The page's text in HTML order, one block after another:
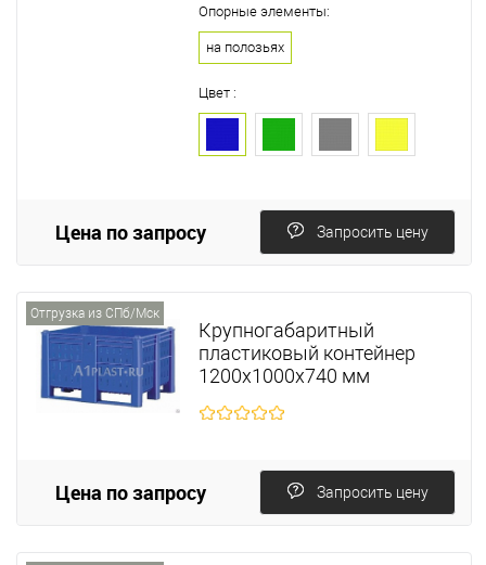
Опорные элементы:
на полозьях
Цвет :
Цена по запросу Запросить цену
Отгрузка из СПб/Мск
Крупногабаритный
пластиковый контейнер
1200х1000х740 мм
Цена по запросу Запросить цену